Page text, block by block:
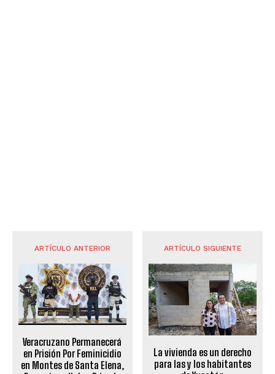
ARTÍCULO ANTERIOR
Veracruzano Permanecerá
en Prisión Por Feminicidio
en Montes de Santa Elena,
ARTÍCULO SIGUIENTE
La vivienda es un derecho
para las y los habitantes